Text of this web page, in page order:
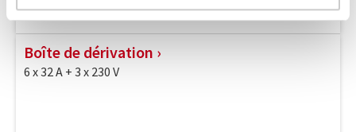
Boîte de dérivation
6 x 32 A + 3 x 230 V